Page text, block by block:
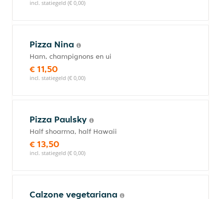
incl. statiegeld (€ 0,00)
Pizza Nina
Ham, champignons en ui
€ 11,50
incl. statiegeld (€ 0,00)
Pizza Paulsky
Half shoarma, half Hawaii
€ 13,50
incl. statiegeld (€ 0,00)
Calzone vegetariana